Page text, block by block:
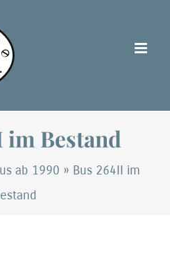
im Bestand
ab 1990 » Bus 264II im